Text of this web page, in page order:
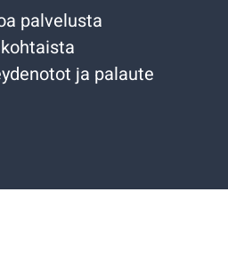
palvelusta
ja palaute